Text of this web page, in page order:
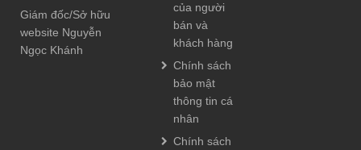
Giám đốc/Sở hữu
website Nguyễn
Ngọc Khánh
của người
bán và
khách hàng
Chính sách
bảo mật
thông tin cá
nhân
Chính sách